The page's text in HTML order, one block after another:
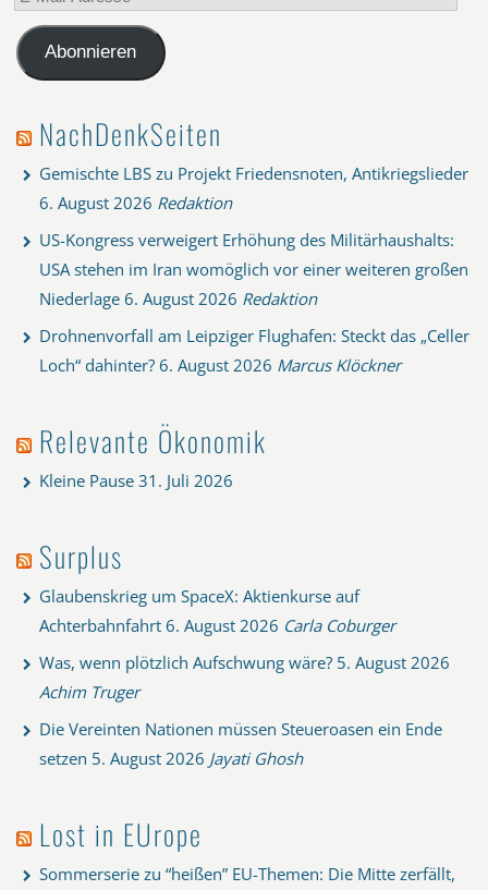
Mail-
AdresseAbonnieren
NachDenkSeiten
Gemischte LBS zu Projekt Friedensnoten, Antikriegslieder
6. August 2026 Redaktion
US-Kongress verweigert Erhöhung des Militärhaushalts:
USA stehen im Iran womöglich vor einer weiteren großen
Niederlage 6. August 2026 Redaktion
Drohnenvorfall am Leipziger Flughafen: Steckt das „Celler
Loch“ dahinter? 6. August 2026 Marcus Klöckner
Relevante Ökonomik
Kleine Pause 31. Juli 2026
Surplus
Glaubenskrieg um SpaceX: Aktienkurse auf
Achterbahnfahrt 6. August 2026 Carla Coburger
Was, wenn plötzlich Aufschwung wäre? 5. August 2026
Achim Truger
Die Vereinten Nationen müssen Steueroasen ein Ende
setzen 5. August 2026 Jayati Ghosh
Lost in EUrope
Sommerserie zu “heißen” EU-Themen: Die Mitte zerfällt,